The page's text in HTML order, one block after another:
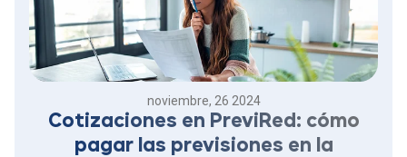
noviembre, 26 2024
Cotizaciones en PreviRed: cómo
pagar las previsiones en la